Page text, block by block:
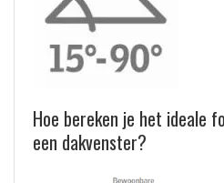
Hoe bereken je het ideale
een dakvenster?